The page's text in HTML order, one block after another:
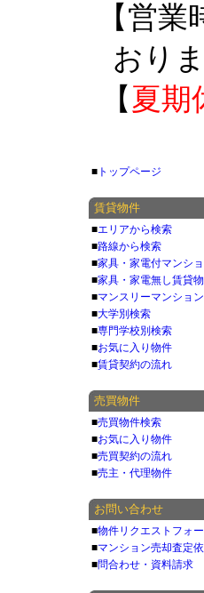
【営
おりま
【 夏期
■ トップページ
賃貸物件
■エリアから検索
■路線から検索
■家具・家電付マンシ
■家具・家電無し賃貸
■マンスリーマンション
■大学別検索
■専門学校別検索
■お気に入り物件
■賃貸契約の流れ
売買物件
■売買物件検索
■お気に入り物件
■売買契約の流れ
■売主・代理物件
お問い合わせ
■物件リクエストフォ
■マンション売却査定
■問合わせ・資料請求